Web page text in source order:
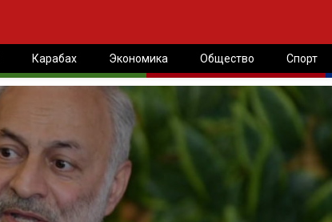
Карабах Экономика Общество Спорт